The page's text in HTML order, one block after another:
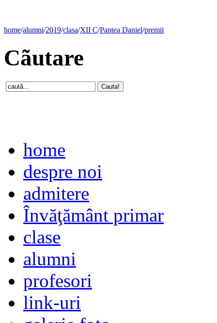
home/alumni/2019/clasa/XII C/Pantea Daniel/premii
Cãutare
home
despre noi
admitere
Învăţământ primar
clase
alumni
profesori
link-uri